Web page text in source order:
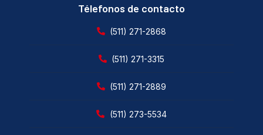
Télefonos de contacto
(511) 271-2868
(511) 271-3315
(511) 271-2889
(511) 273-5534